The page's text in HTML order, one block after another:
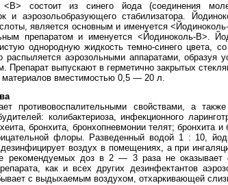
состоит из синего йода (соединения
и аэрозольобразующего стабилизатора.
является основным и именуется
препаратом и именуется <Йодиноколь-В>.
однородную жидкость темно-синего цвета,
распыляется аэрозольными аппаратами, образуя
Препарат выпускают в герметично закрытых
материалов вместимостью 0,5 — 20 л.
противовоспалительными свойствами, а
колибактериоза, инфекционного
бронхита, бронхопневмонии телят; бронхита
флоры. Разведенный водой 1 : 10,
воздух в помещениях, а при
рекомендуемых доз в 2 — 3 раза не оказывает
как и всех других дезинфектантов
с выдыхаемым воздухом, отхаркивающей